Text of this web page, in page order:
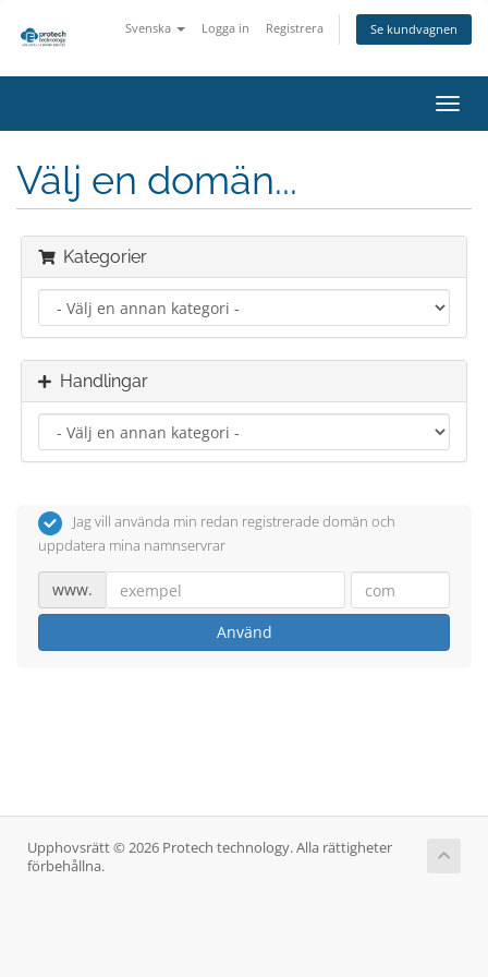
Svenska Logga in Registrera Se kundvagnen
Växla
Välj en domän...
Kategorier
Handlingar
Jag vill använda min redan registrerade domän och
uppdatera mina namnservrar
www.
Använd
Upphovsrätt © 2026 Protech technology. Alla rättigheter
förbehållna.